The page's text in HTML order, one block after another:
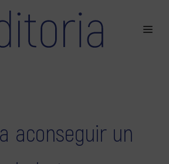
aconseguir un